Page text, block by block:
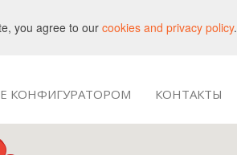
you agree to ourcookies and privacy policy.
КОНФИГУРАТОРОМ КОНТАКТЫ